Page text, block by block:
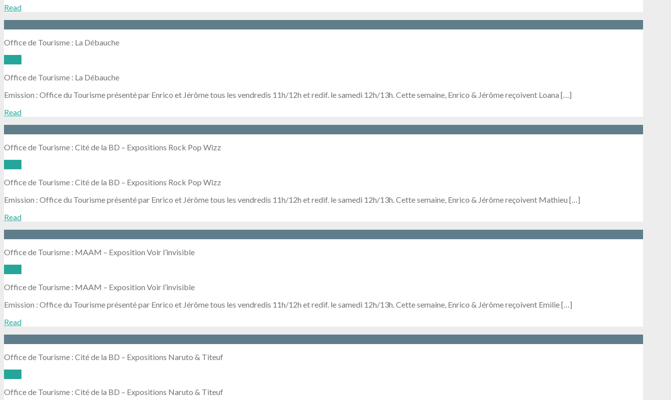
Read
Office de Tourisme : La Débauche
Office de Tourisme : La Débauche
Emission : Office du Tourisme présenté par Enrico et Jérôme tous les vendredis 11h/12h et redif. le samedi 12h/13h. Cette semaine, Enrico & Jérôme reçoivent Loana […]
Read
Office de Tourisme : Cité de la BD – Expositions Rock Pop Wizz
Office de Tourisme : Cité de la BD – Expositions Rock Pop Wizz
Emission : Office du Tourisme présenté par Enrico et Jérôme tous les vendredis 11h/12h et redif. le samedi 12h/13h. Cette semaine, Enrico & Jérôme reçoivent Mathieu […]
Read
Office de Tourisme : MAAM – Exposition Voir l’invisible
Office de Tourisme : MAAM – Exposition Voir l’invisible
Emission : Office du Tourisme présenté par Enrico et Jérôme tous les vendredis 11h/12h et redif. le samedi 12h/13h. Cette semaine, Enrico & Jérôme reçoivent Emilie […]
Read
Office de Tourisme : Cité de la BD – Expositions Naruto & Titeuf
Office de Tourisme : Cité de la BD – Expositions Naruto & Titeuf